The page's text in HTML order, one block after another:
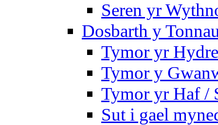
Seren yr
Dosbarth y
Tymor yr
Tymor y
Tymor yr Haf /
Sut i gael